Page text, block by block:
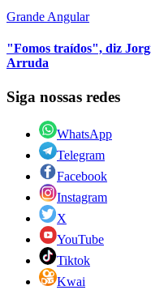
Grande Angular
"Fomos traídos", diz
Arruda
Siga nossas redes
WhatsApp
Telegram
Facebook
Instagram
X
YouTube
Tiktok
Kwai